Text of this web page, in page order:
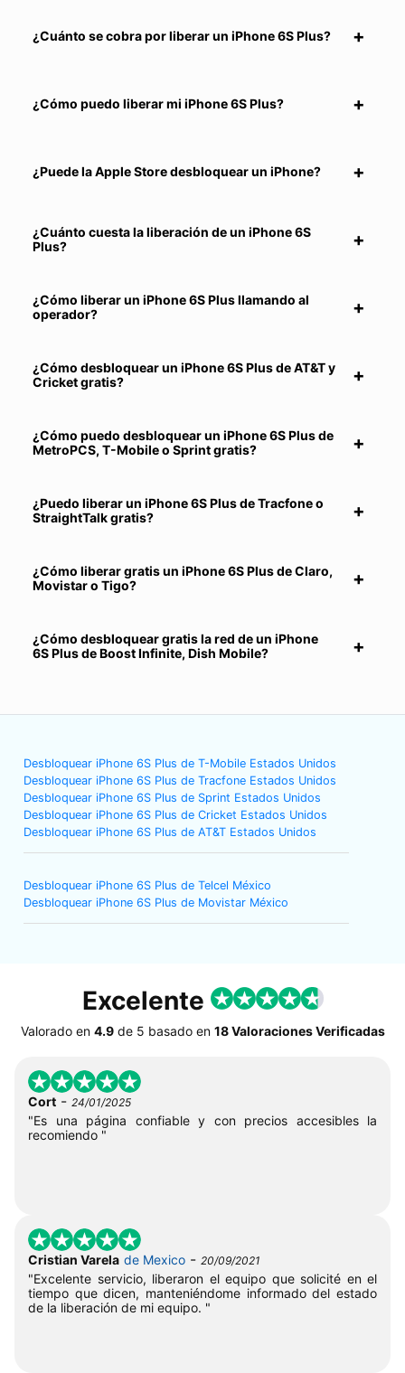
¿Cuánto se cobra por liberar un iPhone 6S Plus?
¿Cómo puedo liberar mi iPhone 6S Plus?
¿Puede la Apple Store desbloquear un iPhone?
¿Cuánto cuesta la liberación de un iPhone 6S
Plus?
¿Cómo liberar un iPhone 6S Plus llamando al
operador?
¿Cómo desbloquear un iPhone 6S Plus de AT&T y
Cricket gratis?
¿Cómo puedo desbloquear un iPhone 6S Plus de
MetroPCS, T-Mobile o Sprint gratis?
¿Puedo liberar un iPhone 6S Plus de Tracfone o
StraightTalk gratis?
¿Cómo liberar gratis un iPhone 6S Plus de Claro,
Movistar o Tigo?
¿Cómo desbloquear gratis la red de un iPhone
6S Plus de Boost Infinite, Dish Mobile?
Desbloquear iPhone 6S Plus de T-Mobile Estados Unidos
Desbloquear iPhone 6S Plus de Tracfone Estados Unidos
Desbloquear iPhone 6S Plus de Sprint Estados Unidos
Desbloquear iPhone 6S Plus de Cricket Estados Unidos
Desbloquear iPhone 6S Plus de AT&T Estados Unidos
Desbloquear iPhone 6S Plus de Telcel México
Desbloquear iPhone 6S Plus de Movistar México
Excelente
Valorado en 4.9de 5 basado en 18 Valoraciones Verificadas
Cort - 24/01/2025
"Es una página confiable y con precios accesibles la
recomiendo "
Cristian Varela de Mexico - 20/09/2021
"Excelente servicio, liberaron el equipo que solicité en el
tiempo que dicen, manteniéndome informado del estado
de la liberación de mi equipo. "